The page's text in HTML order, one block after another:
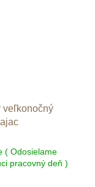
veľkonočný
( Odosielame
pracovný deň )